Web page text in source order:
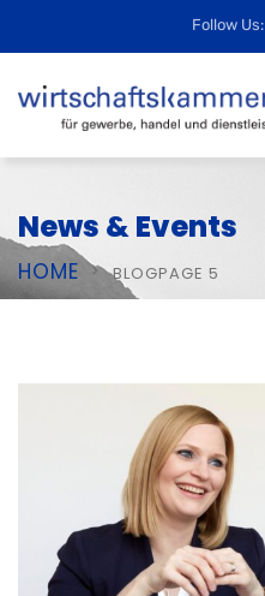
Follow Us:
News & Events
HOME BLOGPAGE 5